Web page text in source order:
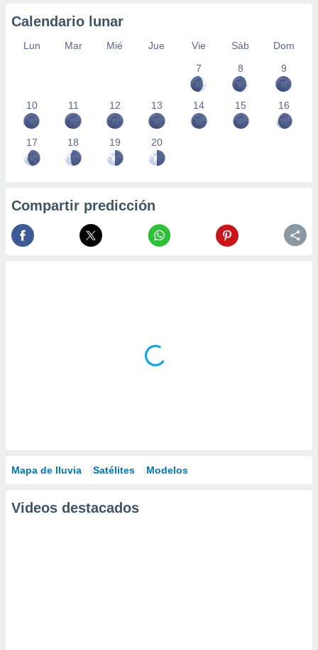
Calendario lunar
Lun Mar Mié Jue Vie Sáb
Dom
7
8 9
10 11 12 13 14 15 16
17 18 19 20
Compartir predicción
Mapa de lluvia Satélites Modelos
Videos destacados